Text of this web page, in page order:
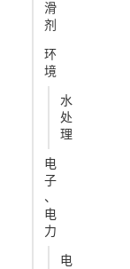
滑
剂
环
境
水
处
理
电
子
、
电
力
电